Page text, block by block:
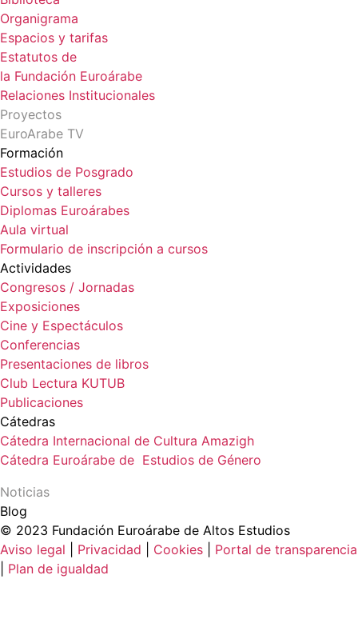
Organigrama
Espacios y tarifas
Estatutos de
la Fundación Euroárabe
Relaciones Institucionales
Proyectos
EuroArabe TV
Formación
Estudios de Posgrado
Cursos y talleres
Diplomas Euroárabes
Aula virtual
Formulario de inscripción a cursos
Actividades
Congresos / Jornadas
Exposiciones
Cine y Espectáculos
Conferencias
Presentaciones de libros
Club Lectura KUTUB
Publicaciones
Cátedras
Cátedra Internacional de Cultura Amazigh
Cátedra Euroárabe de Estudios de Género
Noticias
Blog
© 2023 Fundación Euroárabe de Altos Estudios
Aviso legal
Privacidad Cookies
Portal de transparencia
Plan de igualdad